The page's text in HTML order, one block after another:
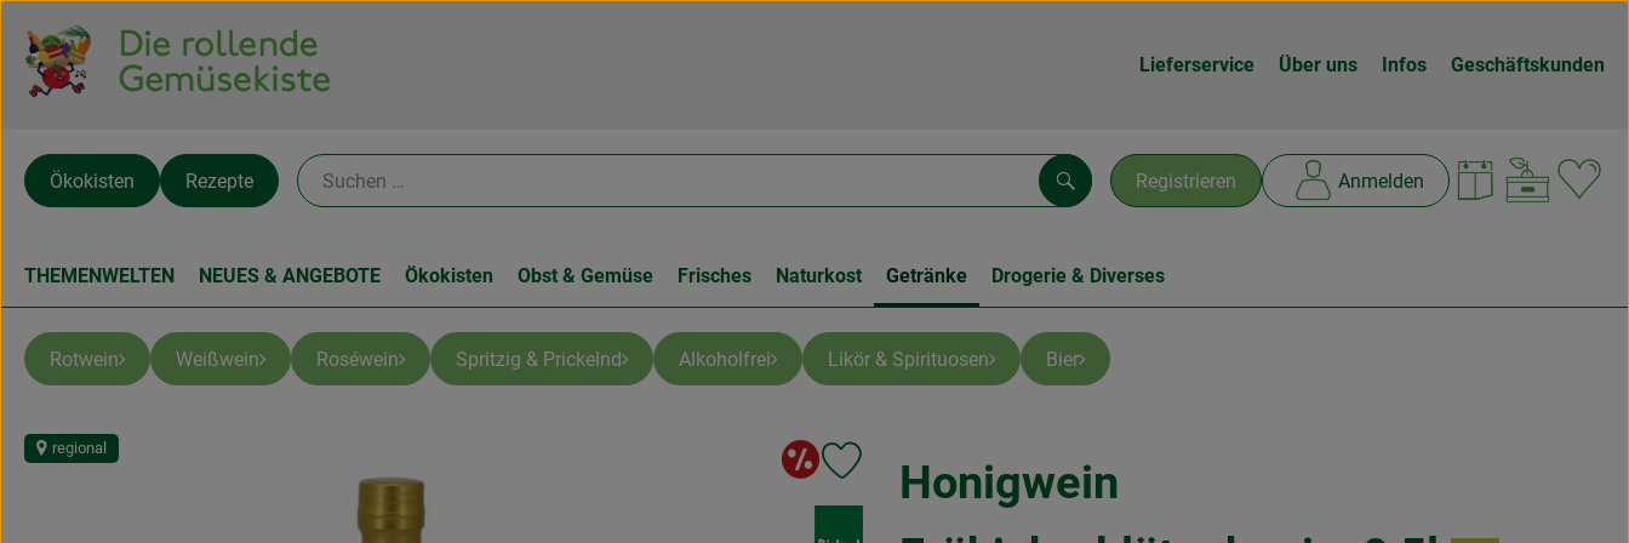
Lieferservice Über uns Infos Geschäftskunden
Registrieren Anmelden
Suchen
Ökokisten Rezepte
THEMENWELTEN NEUES & ANGEBOTE Ökokisten Obst & Gemüse Frisches Naturkost Getränke Drogerie & Diverses
Rotwein Weißwein Roséwein Spritzig & Prickelnd Alkoholfrei Likör & Spirituosen Bier
Honigwein
regional
Produkt zu Favouriten hinzufügen
Sonderangebot